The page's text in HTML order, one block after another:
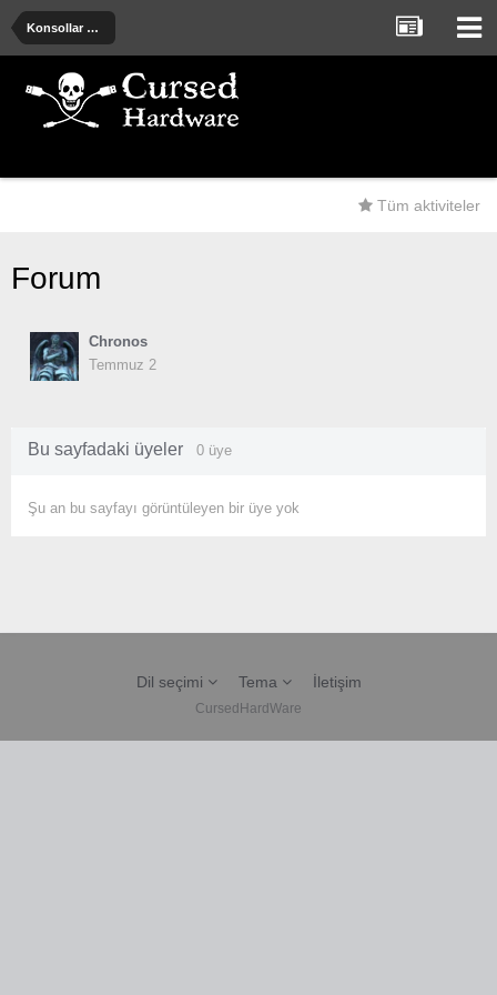
Konsollar ve Oyun donanımları
Tüm aktiviteler
Forum
Chronos
Temmuz 2
Bu sayfadaki üyeler 0 üye
Şu an bu sayfayı görüntüleyen bir üye yok
Dil seçimi Tema İletişim
CursedHardWare